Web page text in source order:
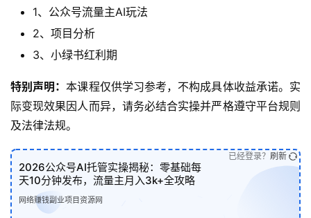
1、公众号流量主AI玩法
2、项目分析
3、小绿书红利期
特别声明：本课程仅供学习参考，不构成具体收益承诺。实
际变现效果因人而异，请务必结合实操并严格遵守平台规则
及法律法规。
2026公众号AI托管实操揭秘：零基础每
天10分钟发布，流量主月入3k+全攻略
网络赚钱副业项目资源网
已经登录？ 刷新